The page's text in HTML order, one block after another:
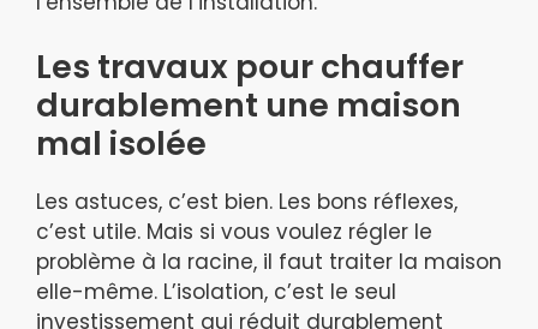
Les travaux pour chauffer
durablement une maison
mal isolée
Les astuces, c’est bien. Les bons réflexes,
c’est utile. Mais si vous voulez régler le
problème à la racine, il faut traiter la maison
elle-même. L’isolation, c’est le seul
investissement qui réduit durablement